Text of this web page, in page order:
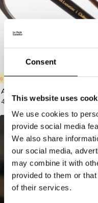
Consent
This website uses
We use cookies to
provide social media
We also share
our social media,
may combine it with
provided to them or
of their services.
= 1 OFFERTE🍦1 ACHETÉE
Amboise Ecaille
Prix
de
vente
49.00 €
🍦1 ACHETÉE = 1
Ajouter
au
panier